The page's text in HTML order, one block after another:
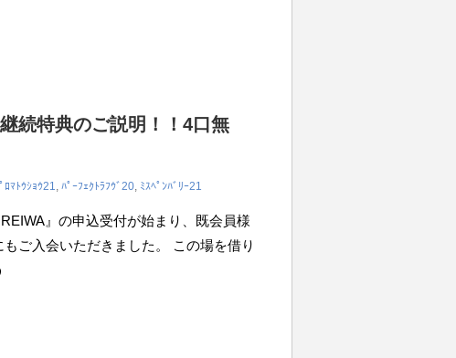
続特典のご説明！！4口無
ﾛﾏﾄｳｼｮｳ21, ﾊﾟｰﾌｪｸﾄﾗﾌｳﾞ20, ﾐｽﾍﾟﾝﾊﾞﾘｰ21
』の申込受付が始まり、既会員様
ご入会いただきました。 この場を借り